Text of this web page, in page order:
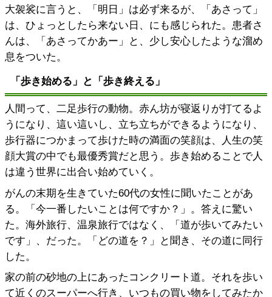
大袈裟に言うと、「明日」は必ず来るが、「あさって」
は、ひょっとしたら来ない日、にも感じられた。患者さ
んは、「あさってかあー」と、少し安心したような溜め
息をついた。
「歩き始める」と「歩き終える」
人間って、二足歩行の動物。赤ん坊が寝返りが打てるよ
うになり、這い這いし、立ち立ちができるようになり、
歩行器につかまって歩けた時の満面の笑顔は、人生の笑
顔大賞の中でも最優秀賞だと思う。歩き始めることで人
は違う世界に出合い始めていく。
がんの末期を生きていた60代の女性に聞いたことがあ
る。「今一番したいことは何ですか？」。答えに驚い
た。海外旅行、温泉旅行ではなく、「道が歩いてみたい
です」、だった。「どの道を？」と聞き、その道に同行
した。
家の前の砂地の上にあったコンクリート道。それを歩い
て近くのスーパーへ行き、いつもの買い物をしてみたか